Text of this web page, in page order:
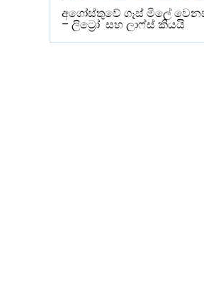
අගෝස්තුවේ ගෑස් මිලේ
– ලිට්‍රෝ සහ ලාෆ්ස් කියයි